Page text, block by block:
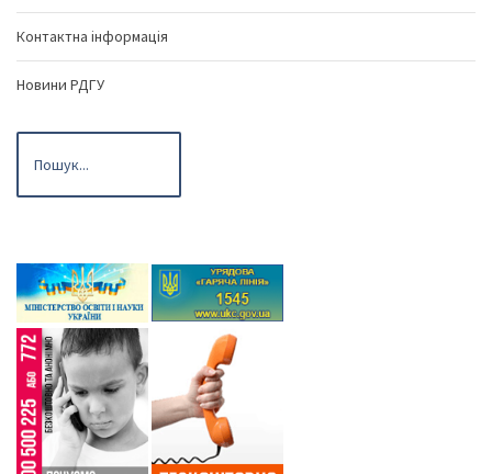
Контактна інформація
Новини РДГУ